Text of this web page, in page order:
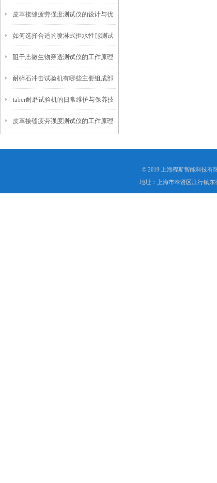
仪？
皮革接缝疲劳强度测试仪的设计与优
化
如何选择合适的喷淋式拒水性能测试
仪
阻干态微生物穿透测试仪的工作原理
解析
耐碎石冲击试验机有哪些主要组成部
分？
taber耐磨试验机的日常维护与保养技
巧
皮革接缝疲劳强度测试仪的工作原理
© 2019 上海程斯智能科技有
地址：上海市奉贤区庄行镇东